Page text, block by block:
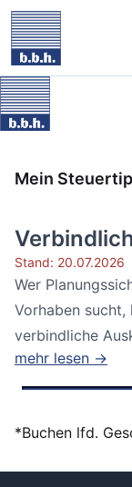
Mein
Stand: 20.07.2026
Wer
Vorhaben sucht,
verbindliche
Bundesfinanzhof...
mehr lesen →
*Buchen lfd.